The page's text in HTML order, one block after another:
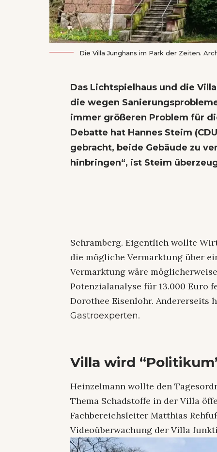
Die Villa Junghans im Park der Zeiten.
Das Lichtspielhaus und die
die wegen
immer größeren Problem für
Debatte hat Hannes Steim
gebracht, beide Gebäude zu
hinbringen“, ist Steim
Schramberg. Eigentlich wollte
die mögliche Vermarktung über
Vermarktung wäre
Potenzialanalyse für 13.000 Euro
Dorothee Eisenlohr. Andererseits
Gastroexperten.
Villa wird
Heinzelmann wollte den
Thema Schadstoffe in der Villa
Fachbereichsleiter Matthias
Videoüberwachung der Villa